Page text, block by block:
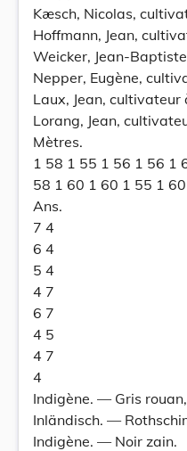
Kæsch, Nicolas,
Hoffmann, Jean,
Weicker, Jean-
Nepper, Eugène,
Laux, Jean, cultivateur
Lorang, Jean,
Mètres.
1 58 1 55 1 56 1 56 1
58 1 60 1 60 1 55 1
Ans.
7 4
6 4
5 4
4 7
6 7
4 5
4 7
4
Indigène. — Gris
Inländisch. —
Indigène. — Noir zain.